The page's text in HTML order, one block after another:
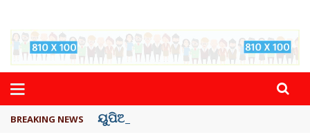
BREAKING NEWS ୟୁପିଆଇ ଓ ଅନ୍ୟାନ୍ୟ ଡିଜିଟାଲ୍ ନେଣଦେଣ ...